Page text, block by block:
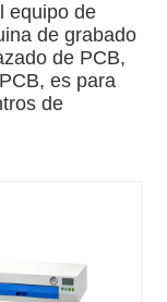
equipo de
de grabado
de PCB,
es para
de